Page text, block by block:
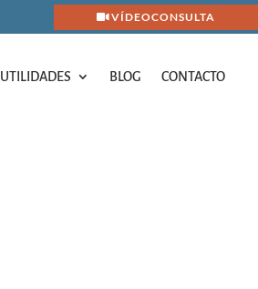
VÍDEOCONSULTA
UTILIDADES BLOG CONTACTO